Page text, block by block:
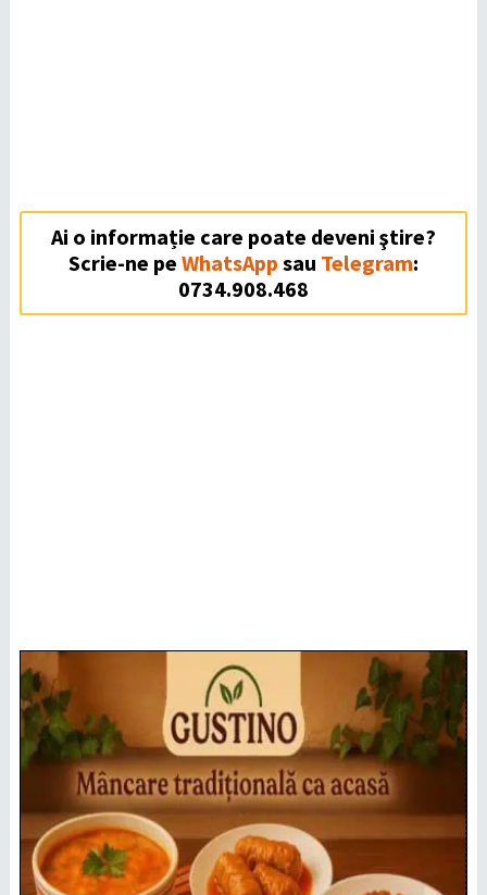
Ai o informație care poate deveni ştire?
Scrie-ne pe WhatsApp sau Telegram:
0734.908.468